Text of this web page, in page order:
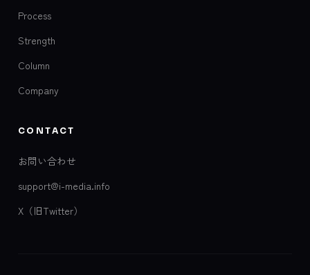
Process
Strength
Column
Company
CONTACT
お問い合わせ
support@i-media.info
X（旧Twitter）